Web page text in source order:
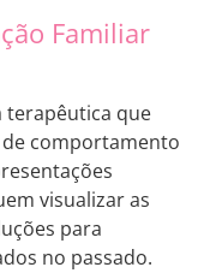
Familiar
terapêutica que
comportamento
visualizar as
para
no passado.